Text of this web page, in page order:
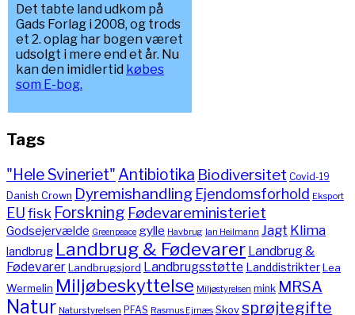
Det tabte land udkom på
Gads Forlag i 2008, og trods
et 2. oplag har bogen været
udsolgt i mere end et år. Nu
kan den imidlertid købes
som E-bog.
Tags
"Hele Svineriet" Antibiotika Biodiversitet Covid-19
Danish Crown Dyremishandling Ejendomsforhold Eksport
EUfisk Forskning Fødevareministeriet
Godsejervælde Greenpeace gylle Havbrug Ian Heilmann Jagt Klima
landbrug Landbrug & Fødevarer Landbrug &
FødevarerLandbrugsjord Landbrugsstøtte LanddistrikterLea
Wermelin Miljøbeskyttelse Miljøstyrelsen mink MRSA
Natur Naturstyrelsen PFAS Rasmus Ejrnæs Skov sprøjtegifte